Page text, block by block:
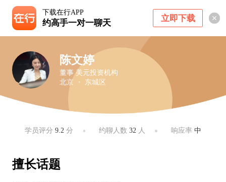
下载在行APP
约高手一对一聊天 立即下载
陈文婷
董事 美元投资机构
北京 ・ 东城区
学员评分9.2 分 约聊人数 32 人 响应率 中
擅长话题